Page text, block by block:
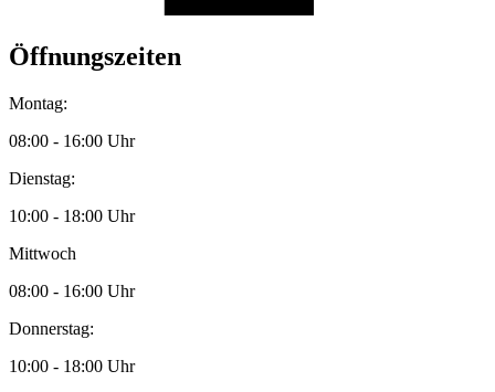
Öffnungszeiten
Montag:
08:00 - 16:00 Uhr
Dienstag:
10:00 - 18:00 Uhr
Mittwoch
08:00 - 16:00 Uhr
Donnerstag:
10:00 - 18:00 Uhr